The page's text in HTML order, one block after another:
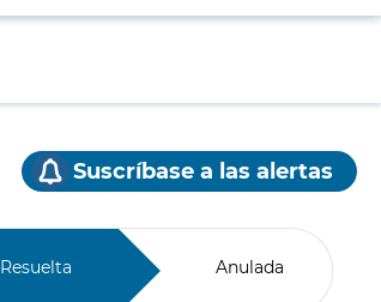
Suscríbase a las alertas
Resuelta Anulada